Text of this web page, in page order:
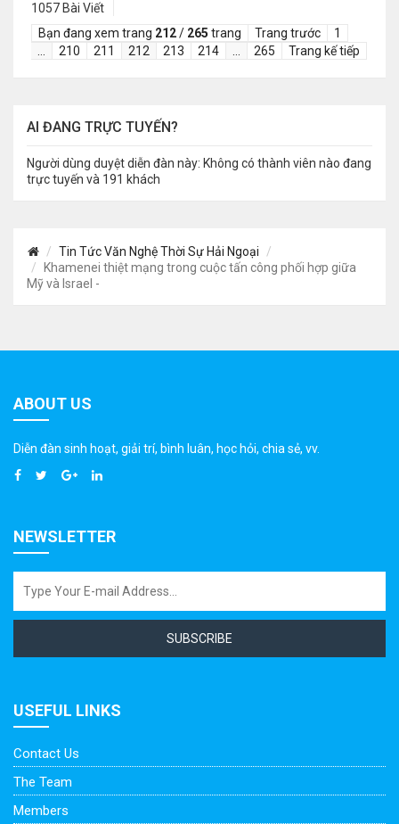
1057 Bài Viết
Bạn đang xem trang 212/ 265 trang Trang trước
1
…
210 211 212 213 214 … 265 Trang kế tiếp
AI ĐANG TRỰC TUYẾN?
Người dùng duyệt diễn đàn này: Không có thành viên nào đang
trực tuyến và 191 khách
Tin Tức Văn Nghệ Thời Sự Hải Ngoại
Khamenei thiệt mạng trong cuộc tấn công phối hợp giữa
Mỹ và Israel -
ABOUT US
Diễn đàn sinh hoạt, giải trí, bình luân, học hỏi, chia sẻ, vv.
NEWSLETTER
SUBSCRIBE
USEFUL LINKS
Contact Us
The Team
Members